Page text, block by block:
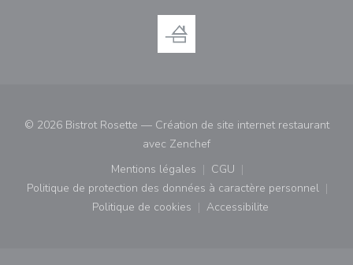
© 2026 Bistrot Rosette — Création de site internet restaurant
avec Zenchef((ouvre une nouvelle
Mentions légales
((ouvre une nouvelle fenêtre))
CGU
((ouvre une nouvelle
Politique de protection des données à caractère personnel
((ouvre une nouvelle fenêtre))
Politique de cookies
((ouvre une nouvelle fenêtre))
Accessibilite
((ouvre une nouvelle